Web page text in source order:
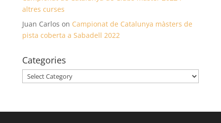
altres curses
Juan Carlos on Campionat de Catalunya màsters de
pista coberta a Sabadell 2022
Categories
Categories